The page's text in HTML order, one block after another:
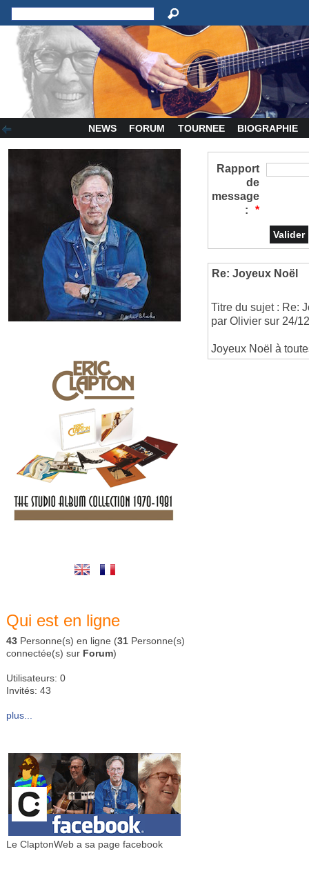
NEWS FORUM TOURNEE BIOGRAPHIE
Qui est en ligne
43 Personne(s) en ligne (31 Personne(s)
connectée(s) sur Forum)
Utilisateurs: 0
Invités: 43
plus...
Le ClaptonWeb a sa page facebook
Rapport
de
message
:
*
Re: Joyeux Noël
Titre du sujet : Re:
par Olivier sur 24/
Joyeux Noël à